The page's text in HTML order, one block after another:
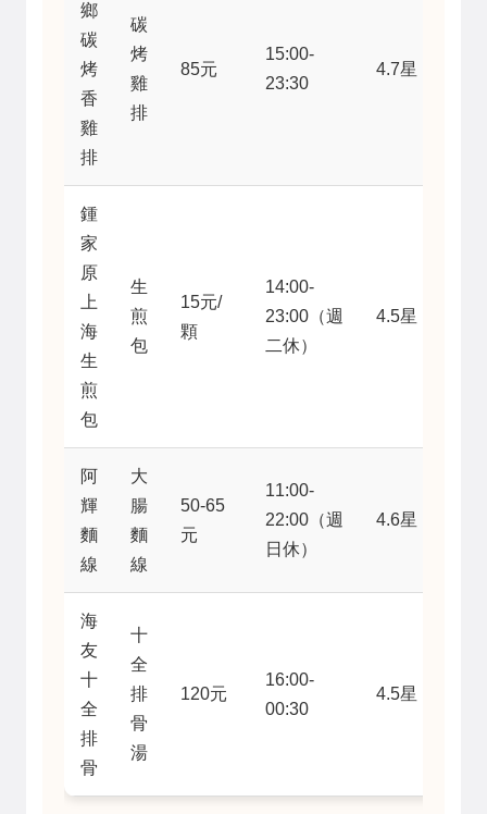
鄉
碳
烤
香
雞
排
碳
烤
雞
排
85元
15:00-
23:30
4.7星
鍾
家
原
上
海
生
煎
包
生
煎
包
15元/
顆
14:00-
23:00（週
二休）
4.5星
阿
輝
麵
線
大
腸
麵
線
50-65
元
11:00-
22:00（週
日休）
4.6星
海
友
十
全
排
骨
十
全
排
骨
湯
120元
16:00-
00:30
4.5星